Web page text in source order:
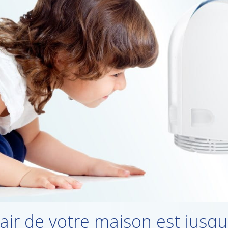
de votre maison est